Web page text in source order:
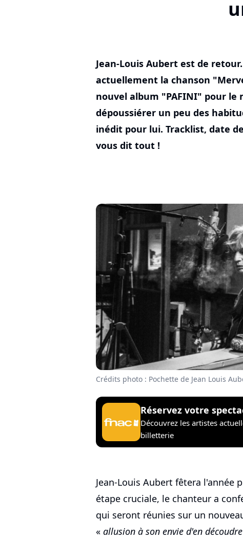
Jean-Louis Aubert est de
actuellement la chanson
nouvel album "PAFINI" pour le
dépoussiérer un peu des
inédit pour lui. Tracklist, date
vous dit tout !
Crédits photo : Pochette de Jean Louis
Réservez votre
Découvrez les artistes
billetterie
Jean-Louis Aubert fêtera l'année
étape cruciale, le chanteur a
qui seront réunies sur un
« allusion à son envie d'en